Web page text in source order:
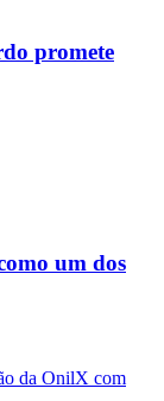
promete
um dos